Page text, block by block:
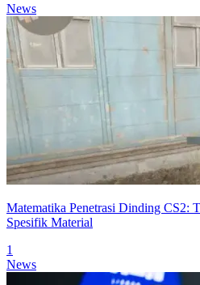
News
Matematika Penetrasi Dinding CS2:
Spesifik Material
1
News